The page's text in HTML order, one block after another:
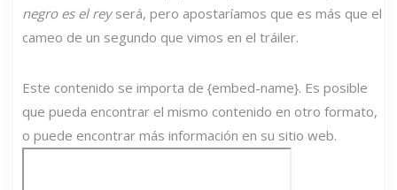
negro es el reyserá, pero apostaríamos que es más que el
cameo de un segundo que vimos en el tráiler.
Este contenido se importa de {embed-name}. Es posible
que pueda encontrar el mismo contenido en otro formato,
o puede encontrar más información en su sitio web.